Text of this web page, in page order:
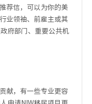
荐信，可以为你的美
业领袖、前雇主或其
府部门、重要公共机
献，有一些专业更容